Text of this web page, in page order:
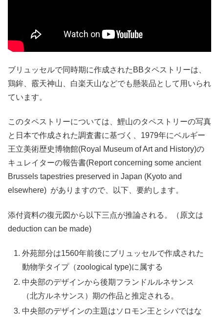
ブリュッセルで同時期に作成されたBBタペストリーは、
鶏鉾、霰天神山、白楽天山などでも懸装品として用いられ
ています。
このタペストリーについては、鯉山のタペストリーの写真
と日本で作成された調査書に基づく、1979年にベルギー
王立美術歴史博物館(Royal Museum of Art and History)の
キュレイターの報告書(Report concerning some ancient
Brussels tapestries preserved in Japan (Kyoto and
elsewhere) がありますので、以下、要約します。
添付資料の復元図から以下三点が推論される。（原文は
deduction can be made)
外苑部分は1560年前後にブリュッセルで作成された
動物学タイプ（zoological type)に属する
中央部のデザインから後期フランドルルネサンス
（北方ルネサンス）期の作品と推定される。
中央部のデザインの主題はソロモン王とシバではな